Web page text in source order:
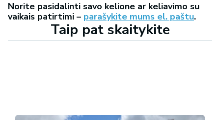
Norite pasidalinti savo kelione ar keliavimo su
vaikais patirtimi – parašykite mums el. paštu.
Taip pat skaitykite